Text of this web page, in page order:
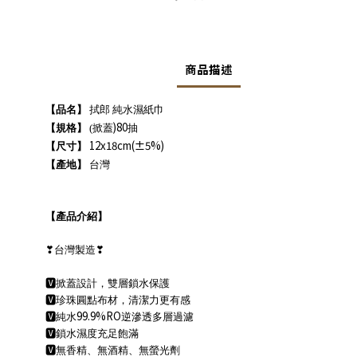
商品描述
【品名】
拭郎 純水濕紙巾
【規格】 (掀蓋)80抽
【尺寸】
12x18cm(±5%)
【產地】 台灣
【產品介紹】
❣ 台灣製造 ❣
🆅掀蓋設計，雙層鎖水保護
🆅珍珠圓點布材，清潔力更有感
🆅純水99.9%RO逆滲透多層過濾
🆅鎖水濕度充足飽滿
🆅無香精、無酒精、無螢光劑